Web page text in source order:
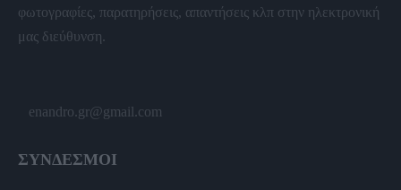
φωτογραφίες, παρατηρήσεις, απαντήσεις κλπ στην ηλεκτρονική
μας διεύθυνση.
enandro.gr@gmail.com
ΣΥΝΔΕΣΜΟΙ